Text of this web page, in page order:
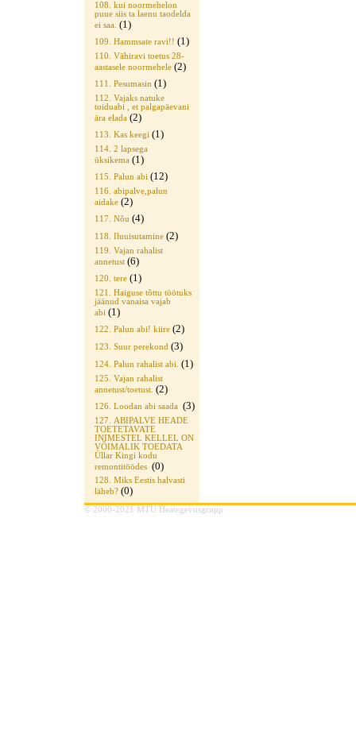
108. kui noormehelon
puue siis ta laenu taodelda
ei saa. (1)
109. Hammsate ravi!! (1)
110. Vähiravi toetus 28-
aastasele noormehele (2)
111. Pesumasin (1)
112. Vajaks natuke
toiduabi , et palgapäevani
ära elada (2)
113. Kas keegi (1)
114. 2 lapsega
üksikema (1)
115. Palun abi (12)
116. abipalve,palun
aidake (2)
117. Nõu (4)
118. Iluuisutamine (2)
119. Vajan rahalist
annetust (6)
120. tere (1)
121. Haiguse tõttu töötuks
jäänud vanaisa vajab
abi (1)
122. Palun abi! kiire (2)
123. Suur perekond (3)
124. Palun rahalist abi. (1)
125. Vajan rahalist
annetust/toetust. (2)
126. Loodan abi saada (3)
127. ABIPALVE HEADE
TOETETAVATE
INIMESTEL KELLEL ON
VÕIMALIK TOEDATA
Üllar Kingi kodu
remontitöödes (0)
128. Miks Eestis halvasti
läheb? (0)
© 2000-2021 MTÜ Heategevusgrupp